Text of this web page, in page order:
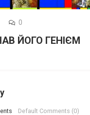
0
ЙОГО ГЕНІЄМ
Default Comments (0)